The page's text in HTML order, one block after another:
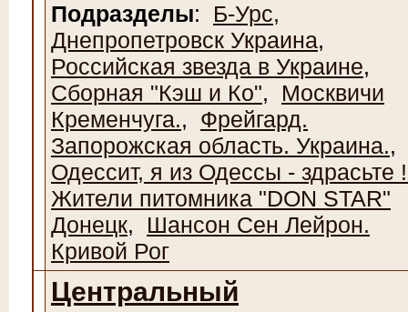
Подразделы:
Б-Урс,
Днепропетровск Украина,
Российская звезда в Украине,
Сборная "Кэш и Ко",
Москвичи
Кременчуга.,
Фрейгард.
Запорожская область. Украина.,
Одессит, я из Одессы - здрасьте
Жители питомника "DON STAR"
Донецк,
Шансон Сен Лейрон.
Кривой Рог
Центральный